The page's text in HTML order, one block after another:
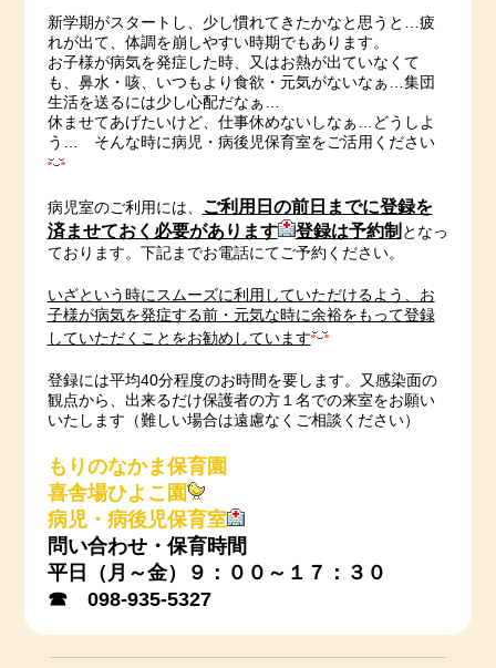
新学期がスタートし、少し慣れてきたかなと思うと…疲
れが出て、体調を崩しやすい時期でもあります。
お子様が病気を発症した時、又はお熱が出ていなくて
も、鼻水・咳、いつもより食欲・元気がないなぁ…集団
生活を送るには少し心配だなぁ…
休ませてあげたいけど、仕事休めないしなぁ…どうしよ
う… そんな時に病児・病後児保育室をご活用ください
病児室のご利用には、 ご利用日の前日までに登録を
済ませておく必要があります
登録は予約制 となっ
ております。下記までお電話にてご予約ください。
いざという時にスムーズに利用していただけるよう、お
子様が病気を発症する前・元気な時に余裕をもって登録
していただくことをお勧めしています
登録には平均40分程度のお時間を要します。又感染面の
観点から、出来るだけ保護者の方１名での来室をお願い
いたします（難しい場合は遠慮なくご相談ください）
もりのなかま保育園
喜舎場ひよこ園
病児・病後児保育室
問い合わせ・保育時間
平日（月～金）９：００～１７：３０
☎ 098-935-5327